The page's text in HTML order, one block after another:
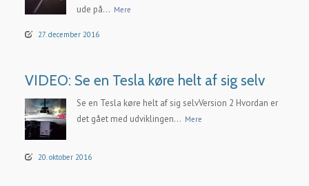
ude på... Mere
27. december 2016
VIDEO: Se en Tesla køre helt af sig selv
Se en Tesla køre helt af sig selvVersion 2 Hvordan er
det gået med udviklingen... Mere
20. oktober 2016